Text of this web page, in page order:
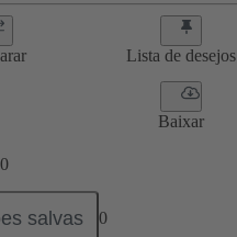
Lista de desejos
Baixar
0
salvas 0